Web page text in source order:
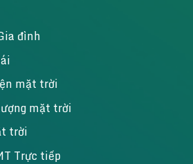
đình
mặt trời
mặt trời
trời
Trực tiếp